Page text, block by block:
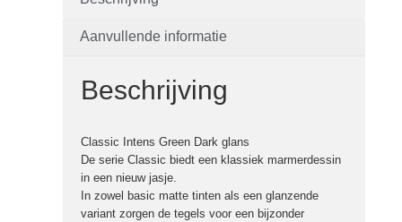
Aanvullende informatie
Beschrijving
Classic Intens Green Dark glans
De serie Classic biedt een klassiek marmerdessin
in een nieuw jasje.
In zowel basic matte tinten als een glanzende
variant zorgen de tegels voor een bijzonder